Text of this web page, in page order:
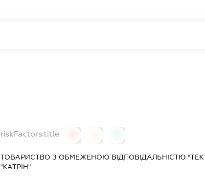
riskFactors.title
ТОВАРИСТВО З ОБМЕЖЕНОЮ ВІДПОВІДАЛЬНІСТЮ "ТЕК
"КАТРІН"